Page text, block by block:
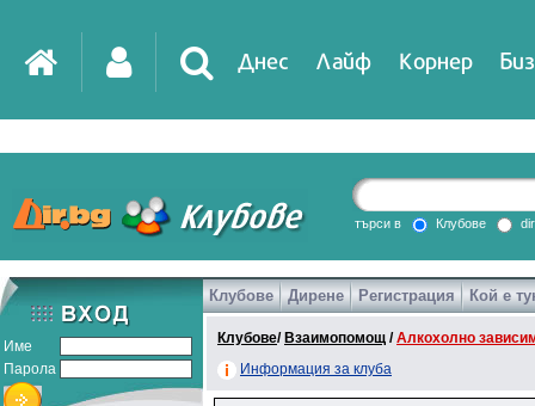
Днес Лайф Корнер
DirTV Impressio
Games
търси в Клубове
Име
Парола
Клубове Дирене Регистрация Кой е
Клубове/ Взаимопомощ /Алкохолно
Информация за клуба